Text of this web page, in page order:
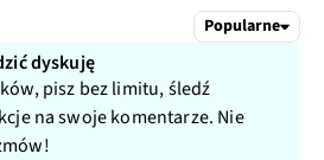
Popularne
dyskuję
pisz bez limitu, śledź
na swoje komentarze. Nie